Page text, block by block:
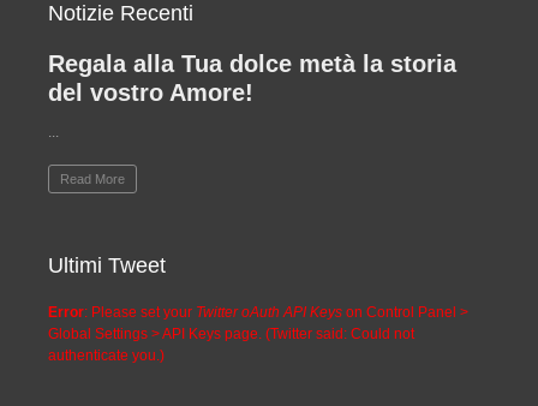
Notizie Recenti
Regala alla Tua dolce metà la storia
del vostro Amore!
...
Read More
Ultimi Tweet
Error: Please set your Twitter oAuth API Keys on Control Panel >
Global Settings > API Keys page. (Twitter said: Could not
authenticate you.)